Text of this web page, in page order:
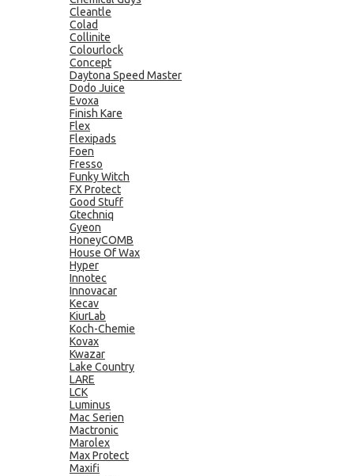
Cleantle
Colad
Collinite
Colourlock
Concept
Daytona Speed Master
Dodo Juice
Evoxa
Finish Kare
Flex
Flexipads
Foen
Fresso
Funky Witch
FX Protect
Good Stuff
Gtechniq
Gyeon
HoneyCOMB
House Of Wax
Hyper
Innotec
Innovacar
Kecav
KiurLab
Koch-Chemie
Kovax
Kwazar
Lake Country
LARE
LCK
Luminus
Mac Serien
Mactronic
Marolex
Max Protect
Maxifi